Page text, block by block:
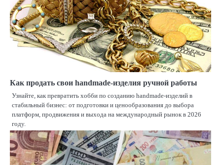
Как продать свои handmade-изделия ручной работы
Узнайте, как превратить хобби по созданию handmade-изделий в
стабильный бизнес: от подготовки и ценообразования до выбора
платформ, продвижения и выхода на международный рынок в 2026
году.